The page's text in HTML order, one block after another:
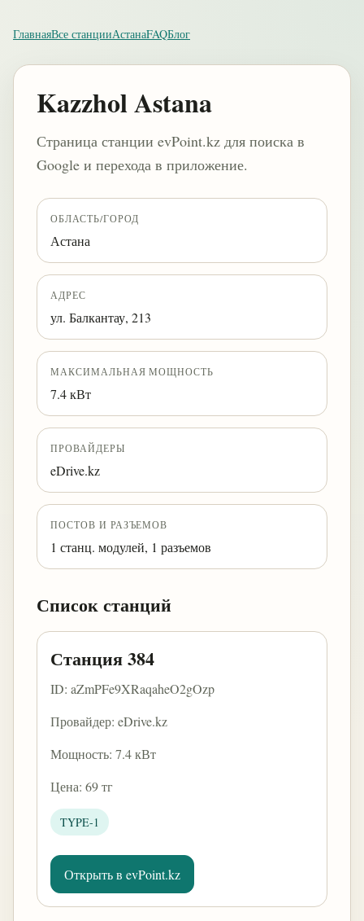
ГлавнаяВсе станцииАстанаFAQБлог
Kazzhol Astana
Страница станции evPoint.kz для поиска в
Google и перехода в приложение.
ОБЛАСТЬ/ГОРОД
Астана
АДРЕС
ул. Балкантау, 213
МАКСИМАЛЬНАЯ МОЩНОСТЬ
7.4 кВт
ПРОВАЙДЕРЫ
eDrive.kz
ПОСТОВ И РАЗЪЕМОВ
1 станц. модулей, 1 разъемов
Список станций
Станция 384
ID: aZmPFe9XRaqaheO2gOzp
Провайдер: eDrive.kz
Мощность: 7.4 кВт
Цена: 69 тг
TYPE-1
Открыть в evPoint.kz